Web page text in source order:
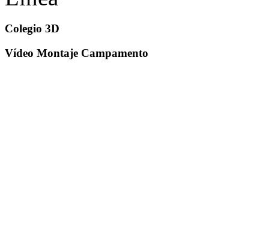
Colegio 3D
Vídeo Montaje Campamento